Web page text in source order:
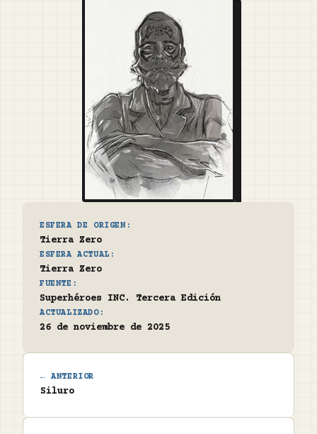
ESFERA DE ORIGEN:
Tierra Zero
ESFERA ACTUAL:
Tierra Zero
FUENTE:
Superhéroes INC. Tercera Edición
ACTUALIZADO:
26 de noviembre de 2025
← ANTERIOR
Siluro